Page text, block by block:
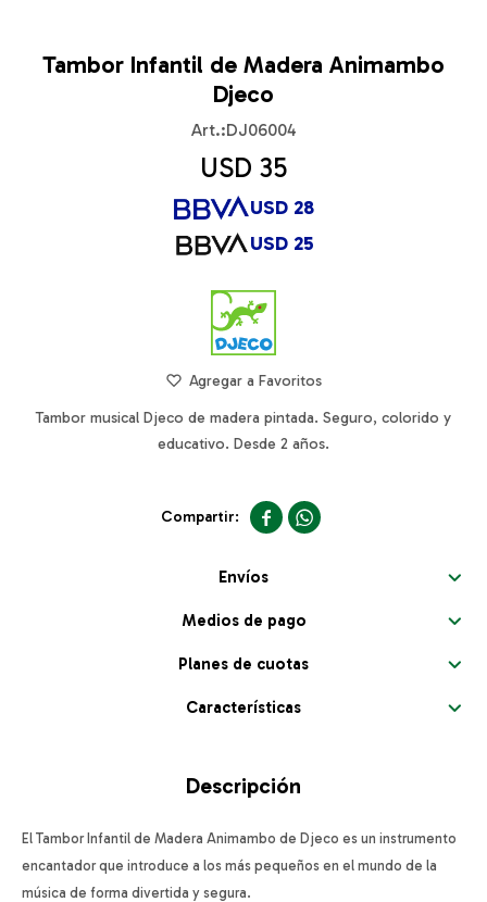
Tambor Infantil de Madera Animambo
Djeco
DJ06004
USD 35
USD 25
USD 28
Tambor musical Djeco de madera pintada. Seguro, colorido y
educativo. Desde 2 años.
 
Envíos
Medios de pago
Planes de cuotas
Características
Descripción
El Tambor Infantil de Madera Animambo de Djeco es un instrumento
encantador que introduce a los más pequeños en el mundo de la
música de forma divertida y segura.